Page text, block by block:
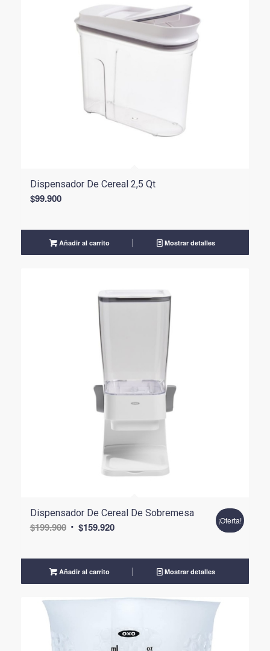
Dispensador De Cereal 2,5 Qt
$99.900
Añadir al carrito Mostrar detalles
Dispensador De Cereal De Sobremesa
$199.900 El
era:
$199.900.
$159.920El
$159.920.
¡Oferta!
Añadir al carrito Mostrar detalles